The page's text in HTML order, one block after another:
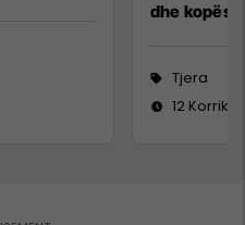
dhe
Tjera
12 Korrik